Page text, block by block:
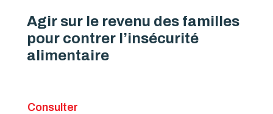
Agir sur le revenu des familles
pour contrer l’insécurité
alimentaire
Consulter